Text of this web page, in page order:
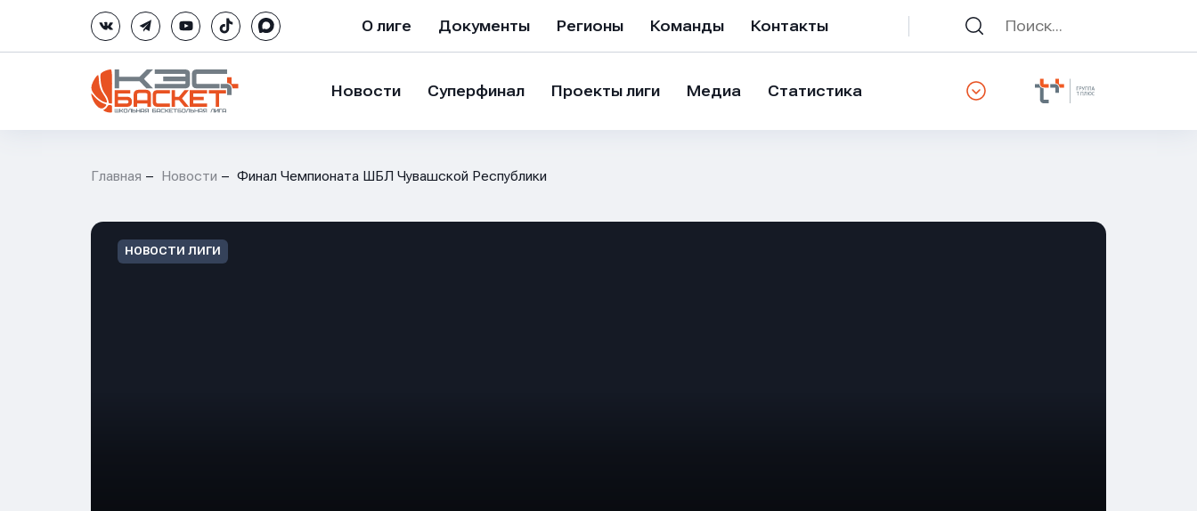
О лиге Документы Регионы Команды Контакты
Новости Суперфинал Проекты лиги Медиа Статистика
Главная Новости Финал Чемпионата ШБЛ Чувашской Республики
НОВОСТИ ЛИГИ